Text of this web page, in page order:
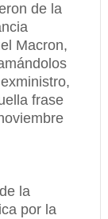
de la
Macron,
frase
la
por la